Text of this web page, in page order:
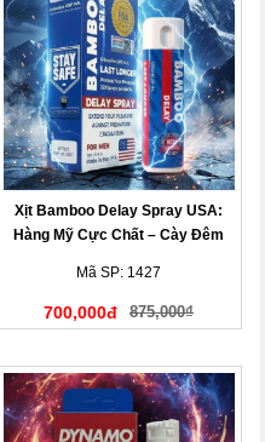
Xịt Bamboo Delay Spray USA:
Hàng Mỹ Cực Chất – Cày Đêm
Mã SP: 1427
700,000đ 875,000₫